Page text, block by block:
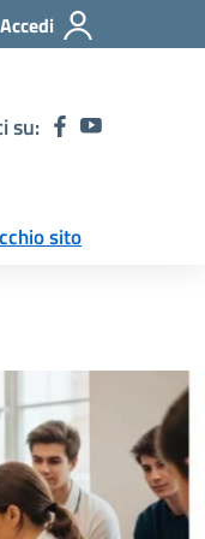
Accedi
su:
sito